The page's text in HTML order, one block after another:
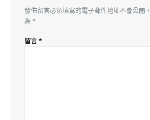
發佈留言必須填寫的電子郵件地址不會公開。
為 *
留言*